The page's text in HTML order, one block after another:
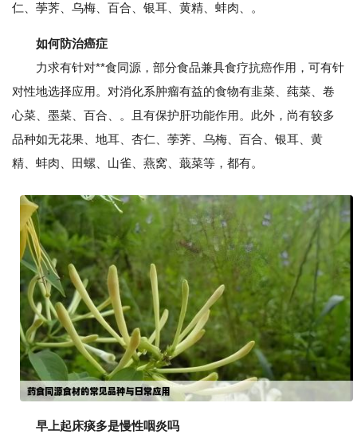
仁、荸荠、乌梅、百合、银耳、黄精、蚌肉、。
如何防治癌症
力求有针对**食同源，部分食品兼具食疗抗癌作用，可有针
对性地选择应用。对消化系肿瘤有益的食物有韭菜、莼菜、卷
心菜、墨菜、百合、。且有保护肝功能作用。此外，尚有较多
品种如无花果、地耳、杏仁、荸荠、乌梅、百合、银耳、黄
精、蚌肉、田螺、山雀、燕窝、蕺菜等，都有。
早上起床痰多是慢性咽炎吗